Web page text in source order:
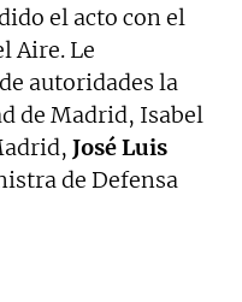
el acto con el
Aire. Le
autoridades la
de Madrid, Isabel
José Luis
de Defensa